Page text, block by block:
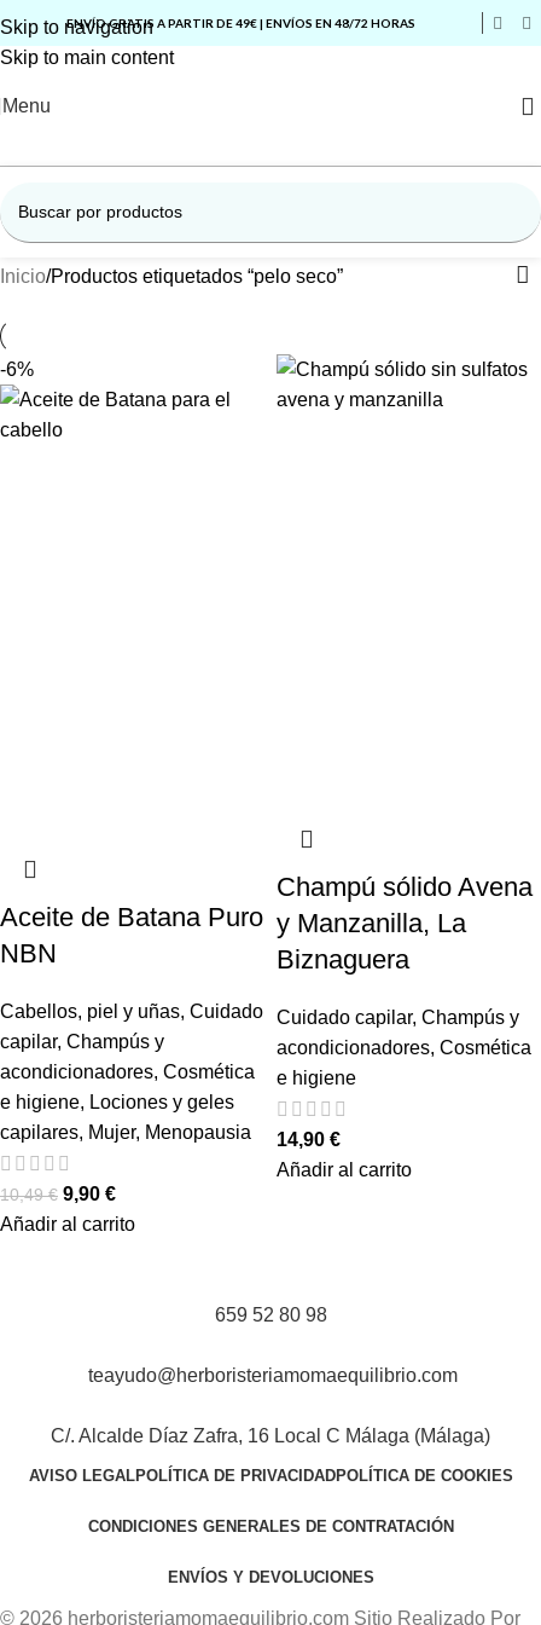
Skip to navigation
Skip to main content
ENVÍO GRATIS A PARTIR DE 49€ | ENVÍOS EN 48/72 HORAS
Menu
Inicio Productos etiquetados “pelo seco”
-6%
Aceite de Batana Puro
NBN
Cabellos, piel y uñas, Cuidado
capilar, Champús y
acondicionadores, Cosmética
e higiene, Lociones y geles
capilares, Mujer, Menopausia
10,49€ 9,90 €
Añadir al carrito
Champú sólido Avena
y Manzanilla, La
Biznaguera
Cuidado capilar, Champús y
acondicionadores, Cosmética
e higiene
14,90 €
Añadir al carrito
659 52 80 98
teayudo@herboristeriamomaequilibrio.com
C/. Alcalde Díaz Zafra, 16 Local C Málaga (Málaga)
AVISO LEGALPOLÍTICA DE PRIVACIDADPOLÍTICA DE COOKIES
CONDICIONES GENERALES DE CONTRATACIÓN
ENVÍOS Y DEVOLUCIONES
© 2026 herboristeriamomaequilibrio.com Sitio Realizado Por